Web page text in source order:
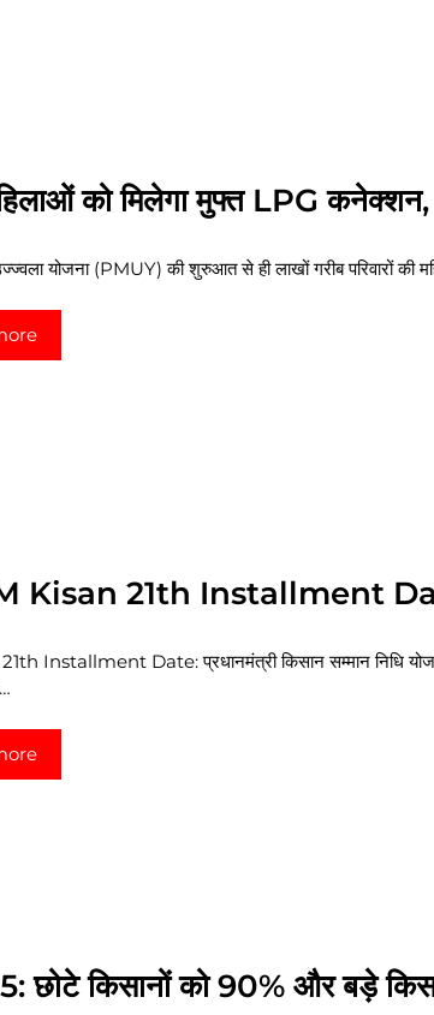
को मिलेगा मुफ्त LPG
योजना (PMUY) की शुरुआत से ही लाखों गरीब परिवारों की
PM Kisan 21th Installment
Installment Date: प्रधानमंत्री किसान सम्मान निधि
किसानों को 90% और बड़े